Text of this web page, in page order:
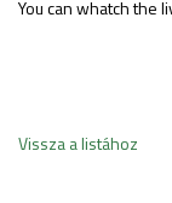
You can whatch the
Vissza a listához